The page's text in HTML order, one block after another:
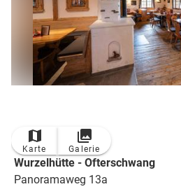
Karte Galerie
Wurzelhütte - Ofterschwang
Panoramaweg 13a